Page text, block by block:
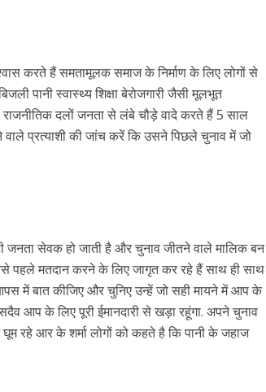
करते हैं समतामूलक समाज के निर्माण के लिए लोगों से
पानी स्वास्थ्य शिक्षा बेरोजगारी जैसी मूलभूत
राजनीतिक दलों जनता से लंबे चौड़े वादे करते हैं 5 साल
वाले प्रत्याशी की जांच करें कि उसने पिछले चुनाव में जो
जनता सेवक हो जाती है और चुनाव जीतने वाले मालिक बन
पहले मतदान करने के लिए जागृत कर रहे हैं साथ ही साथ
में बात कीजिए और चुनिए उन्हें जो सही मायने में आप के
आप के लिए पूरी ईमानदारी से खड़ा रहूंगा. अपने चुनाव
रहे आर के शर्मा लोगों को कहते है कि पानी के जहाज